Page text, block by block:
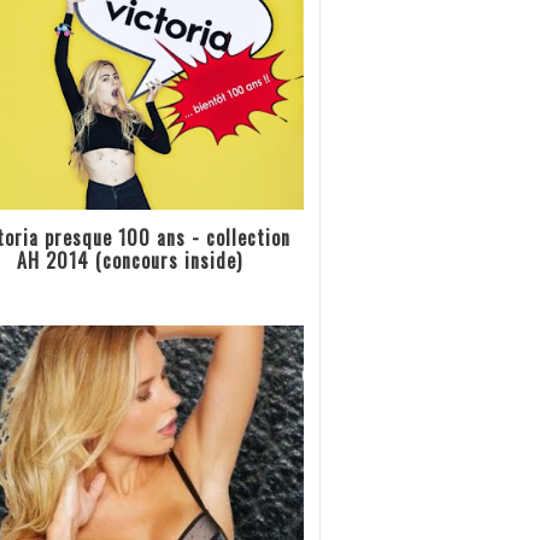
presque 100 ans - collection
AH 2014 (concours inside)